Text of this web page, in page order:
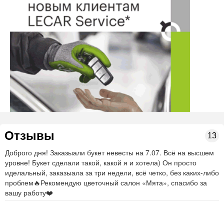
Отзывы 13
Доброго дня! Заказыали букет невесты на 7.07. Всё на высшем
уровне! Букет сделали такой, какой я и хотела) Он просто
иделальный, заказыала за три недели, всё четко, без каких-либо
проблем🔥Рекомендую цветочный салон «Мята», спасибо за
вашу работу❤️